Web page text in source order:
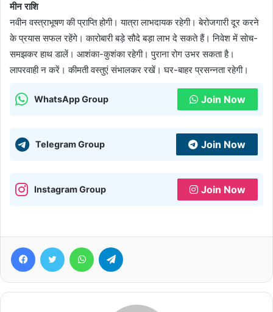
मीन राशि
नवीन वस्त्राभूषण की प्राप्ति होगी। यात्रा लाभदायक रहेगी। बेरोजगारी दूर करने
के प्रयास सफल रहेंगे। कारोबारी बड़े सौदे बड़ा लाभ दे सकते हैं। निवेश में सोच-
समझकर हाथ डालें। आशंका-कुशंका रहेगी। पुराना रोग उभर सकता है।
लापरवाही न करें। कीमती वस्तुएं संभालकर रखें। घर-बाहर प्रसन्नता रहेगी।
WhatsApp Group Join Now
Telegram Group Join Now
Instagram Group Join Now
FacebookTwitter WhatsApp